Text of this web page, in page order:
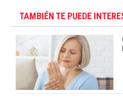
TAMBIÉN TE PUEDE